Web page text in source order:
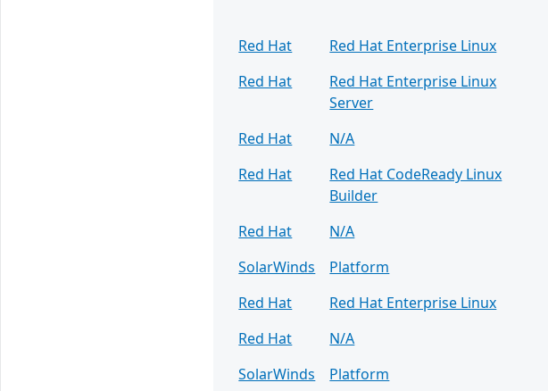
Red Hat
Red Hat Enterprise Linux
Red Hat
Red Hat Enterprise Linux
Server
Red Hat N/A
Red Hat
Red Hat CodeReady Linux
Builder
Red Hat N/A
SolarWinds
Platform
Red Hat
Red Hat Enterprise Linux
Red Hat
N/A
SolarWinds
Platform